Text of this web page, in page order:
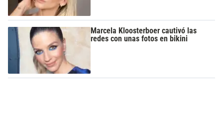
Marcela Kloosterboer cautivó las
redes con unas fotos en bikini